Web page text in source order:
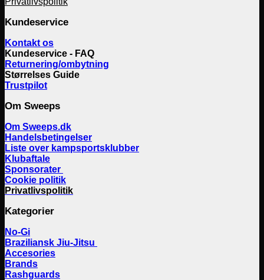
Kundeservice
Kontakt os
Kundeservice - FAQ
Returnering/ombytning
Størrelses Guide
Trustpilot
Om Sweeps
Om Sweeps.dk
Handelsbetingelser
Liste over kampsportsklubber
Klubaftale
Sponsorater
Cookie politik
Privatlivspolitik
Kategorier
No-Gi
Braziliansk Jiu-Jitsu
Accesories
Brands
Rashguards